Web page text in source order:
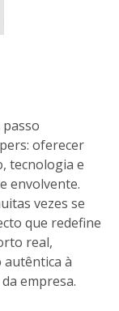
oferecer
tecnologia e
envolvente.
vezes se
que redefine
real,
autêntica à
empresa.